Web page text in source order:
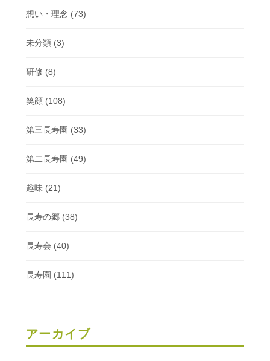
想い・理念 (73)
未分類(3)
研修 (8)
笑顔(108)
第三長寿園 (33)
第二長寿園 (49)
趣味(21)
長寿の郷(38)
長寿会 (40)
長寿園 (111)
アーカイブ